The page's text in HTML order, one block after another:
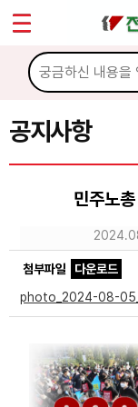
공지사항
민주노
첨부파일
다운로드
photo_2024-08-
마이페이지
소개
소식
공지사항
성명·보도
노동상담
부설기관